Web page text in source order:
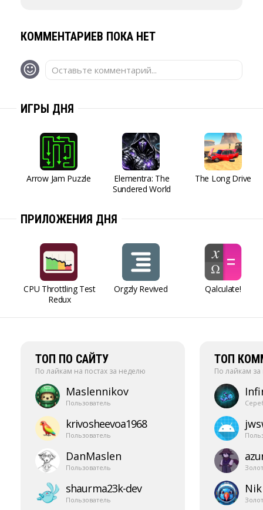
КОММЕНТАРИЕВ ПОКА НЕТ
Оставьте комментарий...
ИГРЫ ДНЯ
Arrow Jam Puzzle
Elementra: The
Sundered World
The Long Drive
ПРИЛОЖЕНИЯ ДНЯ
CPU Throttling Test
Redux
Orgzly Revived Qalculate!
ТОП ПО САЙТУ
По лайкам на постах за неделю
Maslennikov
Пользователь
krivosheevoa1968
Пользователь
DanMaslen
Пользователь
shaurma23k-​dev
Пользователь
ТОП
По лайкам